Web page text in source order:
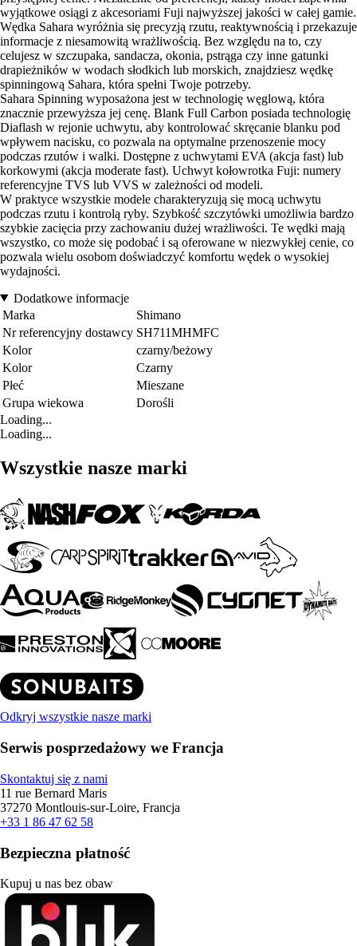
wyjątkowe osiągi z akcesoriami Fuji najwyższej jakości w całej gamie.
Wędka Sahara wyróżnia się precyzją rzutu, reaktywnością i przekazuje
informacje z niesamowitą wrażliwością. Bez względu na to, czy
celujesz w szczupaka, sandacza, okonia, pstrąga czy inne gatunki
drapieżników w wodach słodkich lub morskich, znajdziesz wędkę
spinningową Sahara, która spełni Twoje potrzeby.
Sahara Spinning wyposażona jest w technologię węglową, która
znacznie przewyższa jej cenę. Blank Full Carbon posiada technologię
Diaflash w rejonie uchwytu, aby kontrolować skręcanie blanku pod
wpływem nacisku, co pozwala na optymalne przenoszenie mocy
podczas rzutów i walki. Dostępne z uchwytami EVA (akcja fast) lub
korkowymi (akcja moderate fast). Uchwyt kołowrotka Fuji: numery
referencyjne TVS lub VVS w zależności od modeli.
W praktyce wszystkie modele charakteryzują się mocą uchwytu
podczas rzutu i kontrolą ryby. Szybkość szczytówki umożliwia bardzo
szybkie zacięcia przy zachowaniu dużej wrażliwości. Te wędki mają
wszystko, co może się podobać i są oferowane w niezwykłej cenie, co
pozwala wielu osobom doświadczyć komfortu wędek o wysokiej
wydajności.
Dodatkowe informacje
Marka
Shimano
Nr referencyjny dostawcy SH711MHMFC
Kolor
czarny/beżowy
Kolor
Czarny
Płeć
Mieszane
Grupa wiekowa
Dorośli
Loading...
Loading...
Wszystkie nasze marki
Odkryj wszystkie nasze marki
Serwis posprzedażowy we Francja
Skontaktuj się z nami
11 rue Bernard Maris
37270 Montlouis-sur-Loire, Francja
+33 1 86 47 62 58
Bezpieczna płatność
Kupuj u nas bez obaw